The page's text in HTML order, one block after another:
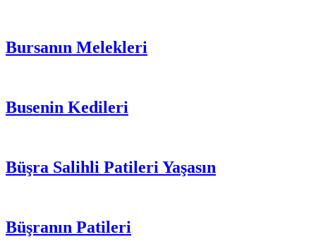
Bursanın Melekleri
Busenin Kedileri
Büşra Salihli Patileri Yaşasın
Büşranın Patileri